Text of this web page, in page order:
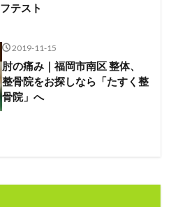
フテスト
2019-11-15
肘の痛み｜福岡市南区 整体、
整骨院をお探しなら「たすく整
骨院」へ